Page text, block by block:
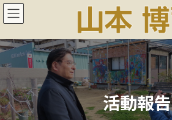
コ
ン
ン
ツ
へ
ス
キ
ッ
プ
ナ
ビ
ー
シ
ョ
ン
に
移
動
活動報告